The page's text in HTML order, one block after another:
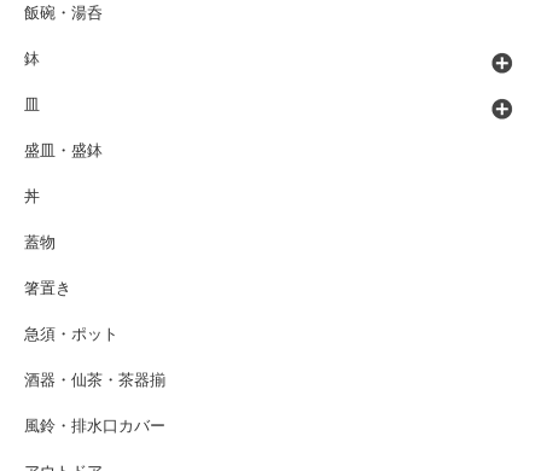
飯碗・湯呑
鉢
盛皿・盛鉢
丼
蓋物
箸置き
急須・ポット
酒器・仙茶・茶器揃
風鈴・排水口カバー